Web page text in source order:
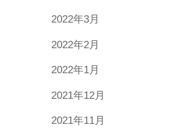
2022年3月
2022年2月
2022年1月
2021年12月
2021年11月